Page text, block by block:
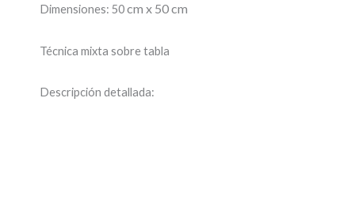
Dimensiones: 50cm x 50 cm
Técnica mixta sobre tabla
Descripción detallada: